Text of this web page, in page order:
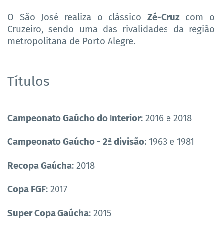
O São José realiza o clássico Zé-Cruzcom o
Cruzeiro, sendo uma das rivalidades da região
metropolitana de Porto Alegre.
Títulos
Campeonato Gaúcho do Interior: 2016 e 2018
Campeonato Gaúcho - 2ª divisão: 1963 e 1981
Recopa Gaúcha: 2018
Copa FGF: 2017
Super Copa Gaúcha: 2015